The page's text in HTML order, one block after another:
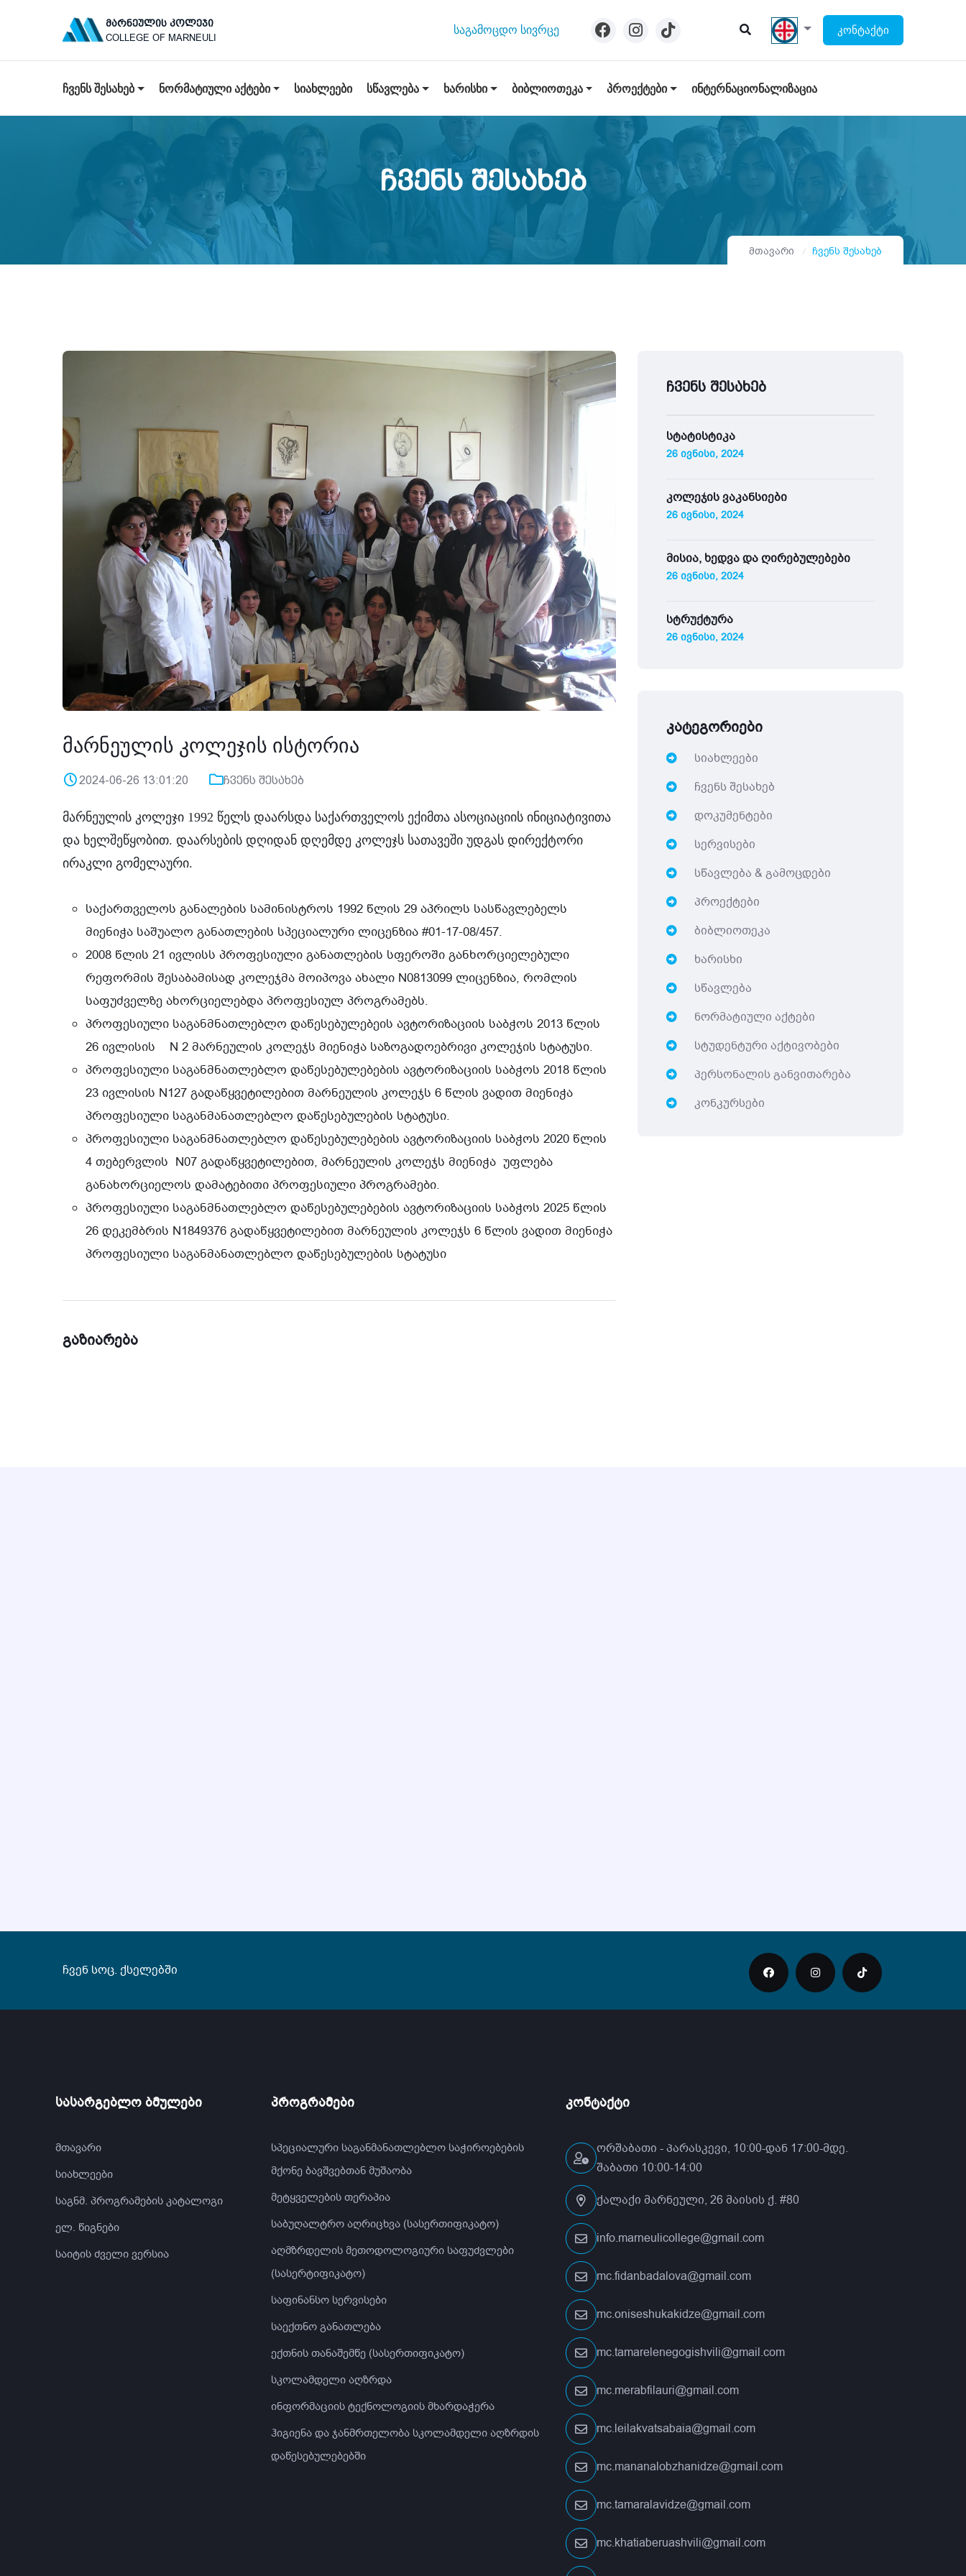
ᲛᲐᲠᲜᲔᲣᲚᲘᲡ ᲙᲝᲚᲔᲯᲘ
COLLEGE OF MARNEULI
ᲡᲐᲒᲐᲛᲝᲪᲓᲝ ᲡᲘᲕᲠᲪᲔ ᲙᲝᲜᲢᲐᲥᲢᲘ
ᲩᲕᲔᲜᲡ ᲨᲔᲡᲐᲮᲔᲑ ᲜᲝᲠᲛᲐᲢᲘᲣᲚᲘ ᲐᲥᲢᲔᲑᲘ ᲡᲘᲐᲮᲚᲔᲔᲑᲘ ᲡᲬᲐᲕᲚᲔᲑᲐ ᲮᲐᲠᲘᲡᲮᲘ ᲑᲘᲑᲚᲘᲝᲗᲔᲙᲐ ᲞᲠᲝᲔᲥᲢᲔᲑᲘ ᲘᲜᲢᲔᲠᲜᲐᲪᲘᲝᲜᲐᲚᲘᲖᲐᲪᲘᲐ
Ჩვენს Შესახებ
მთავარი ჩვენს შესახებ
მარნეულის კოლეჯის ისტორია
2024-06-26 13:01:20 ჩვენს შესახებ
მარნეულის კოლეჯი 1992 წელს დაარსდა საქართველოს ექიმთა ასოციაციის ინიციატივითა
და ხელშეწყობით. დაარსების დღიდან დღემდე კოლეჯს სათავეში უდგას დირექტორი
ირაკლი გომელაური.
საქართველოს განალების სამინისტროს 1992 წლის 29 აპრილს სასწავლებელს
მიენიჭა საშუალო განათლების სპეციალური ლიცენზია #01-17-08/457.
2008 წლის 21 ივლისს პროფესიული განათლების სფეროში განხორციელებული
რეფორმის შესაბამისად კოლეჯმა მოიპოვა ახალი N0813099 ლიცენზია, რომლის
საფუძველზე ახორციელებდა პროფესიულ პროგრამებს.
პროფესიული საგანმნათლებლო დაწესებულებეის ავტორიზაციის საბჭოს 2013 წლის
26 ივლისის N 2 მარნეულის კოლეჯს მიენიჭა საზოგადოებრივი კოლეჯის სტატუსი.
პროფესიული საგანმნათლებლო დაწესებულებების ავტორიზაციის საბჭოს 2018 წლის
23 ივლისის N127 გადაწყვეტილებით მარნეულის კოლეჯს 6 წლის ვადით მიენიჭა
პროფესიული საგანმანათლებლო დაწესებულების სტატუსი.
პროფესიული საგანმნათლებლო დაწესებულებების ავტორიზაციის საბჭოს 2020 წლის
4 თებერვლის N07 გადაწყვეტილებით, მარნეულის კოლეჯს მიენიჭა უფლება
განახორციელოს დამატებითი პროფესიული პროგრამები.
პროფესიული საგანმნათლებლო დაწესებულებების ავტორიზაციის საბჭოს 2025 წლის
26 დეკემბრის N1849376 გადაწყვეტილებით მარნეულის კოლეჯს 6 წლის ვადით მიენიჭა
პროფესიული საგანმანათლებლო დაწესებულების სტატუსი
გაზიარება
ჩვენს შესახებ
სტატისტიკა
26 ივნისი, 2024
კოლეჯის ვაკანსიები
26 ივნისი, 2024
მისია, ხედვა და ღირებულებები
26 ივნისი, 2024
სტრუქტურა
26 ივნისი, 2024
კატეგორიები
სიახლეები
ჩვენს შესახებ
დოკუმენტები
სერვისები
სწავლება & გამოცდები
პროექტები
ბიბლიოთეკა
ხარისხი
სწავლება
ნორმატიული აქტები
სტუდენტური აქტივობები
პერსონალის განვითარება
კონკურსები
ჩვენ სოც. ქსელებში
სასარგებლო ბმულები
მთავარი
სიახლეები
საგნმ. პროგრამების კატალოგი
ელ. წიგნები
საიტის ძველი ვერსია
პროგრამები
სპეციალური საგანმანათლებლო საჭიროებების
მქონე ბავშვებთან მუშაობა
მეტყველების თერაპია
საბუღალტრო აღრიცხვა (სასერთიფიკატო)
აღმზრდელის მეთოდოლოგიური საფუძვლები
(სასერტიფიკატო)
საფინანსო სერვისები
საექთნო განათლება
ექთნის თანაშემწე (სასერთიფიკატო)
სკოლამდელი აღზრდა
ინფორმაციის ტექნოლოგიის მხარდაჭერა
ჰიგიენა და ჯანმრთელობა სკოლამდელი აღზრდის
დაწესებულებებში
კონტაქტი
ორშაბათი - პარასკევი, 10:00-დან 17:00-მდე.
შაბათი 10:00-14:00
ქალაქი მარნეული, 26 მაისის ქ. #80
info.marneulicollege@gmail.com
mc.fidanbadalova@gmail.com
mc.oniseshukakidze@gmail.com
mc.tamarelenegogishvili@gmail.com
mc.merabfilauri@gmail.com
mc.leilakvatsabaia@gmail.com
mc.mananalobzhanidze@gmail.com
mc.tamaralavidze@gmail.com
mc.khatiaberuashvili@gmail.com